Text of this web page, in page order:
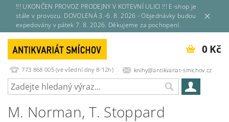
!!! UKONČEN PROVOZ PRODEJNY V KOTEVNÍ ULICI !!! E-shop je
stále v provozu. DOVOLENÁ 3.-6. 8. 2026 - Objednávky budou
expedovány v pátek 7. 8. 2026. Děkujeme za pochopení.
773 868 005 (ve všední dny 8-12h) knihy@antikvariat-smichov.cz
0 Kč
M. Norman, T. Stoppard